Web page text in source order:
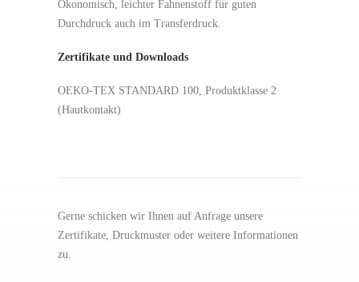
Ökonomisch, leichter Fahnenstoff für guten
Durchdruck auch im Transferdruck.
Zertifikate und Downloads
OEKO-TEX STANDARD 100, Produktklasse 2
(Hautkontakt)
Gerne schicken wir Ihnen auf Anfrage unsere
Zertifikate, Druckmuster oder weitere Informationen
zu.